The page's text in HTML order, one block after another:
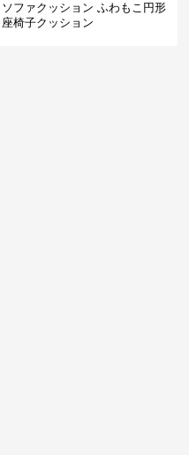
ソファクッション ふわもこ円形
座椅子クッション